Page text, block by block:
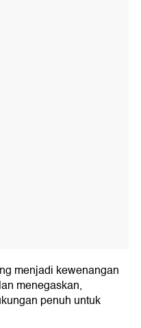
menjadi kewenangan
menegaskan,
penuh untuk